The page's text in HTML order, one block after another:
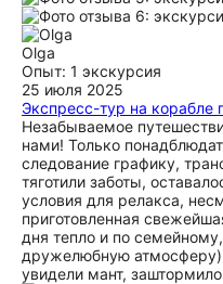
Olga
Опыт: 1 экскурсия
25 июля 2025
Экспресс-тур на
Незабываемое
нами! Только
следование графику,
тяготили заботы,
условия для релакса,
приготовленная
дня тепло и по
дружелюбную атмосферу)
увидели мант,